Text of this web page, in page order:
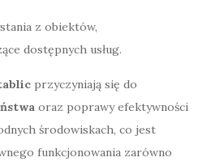
z obiektów,
dostępnych usług.
przyczyniają się do
oraz poprawy efektywności
środowiskach, co jest
funkcjonowania zarówno